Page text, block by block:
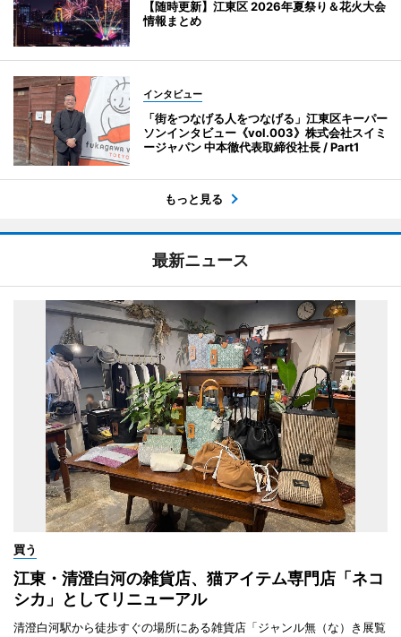
【随時更新】江東区 2026年夏祭り＆花火大会
情報まとめ
インタビュー
「街をつなげる人をつなげる」江東区キーパー
ソンインタビュー《vol.003》株式会社スイミ
ージャパン 中本徹代表取締役社長 / Part1
もっと見る
最新ニュース
買う
江東・清澄白河の雑貨店、猫アイテム専門店「ネコ
シカ」としてリニューアル
清澄白河駅から徒歩すぐの場所にある雑貨店「ジャンル無（な）き展覧